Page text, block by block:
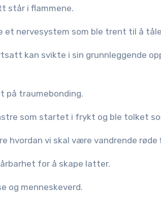
står i flammene.
et nervesystem som ble trent til å
kan svikte i sin grunnleggende
på traumebonding.
som startet i frykt og ble tolket
hvordan vi skal være vandrende røde
for å skape latter.
og menneskeverd.